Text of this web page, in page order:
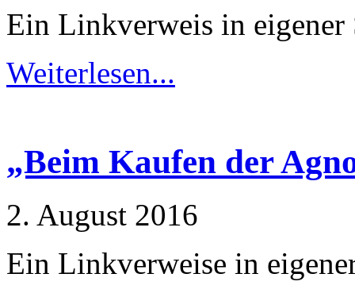
Ein Linkverweis in eigener
Weiterlesen...
„Beim Kaufen der
2. August 2016
Ein Linkverweise in